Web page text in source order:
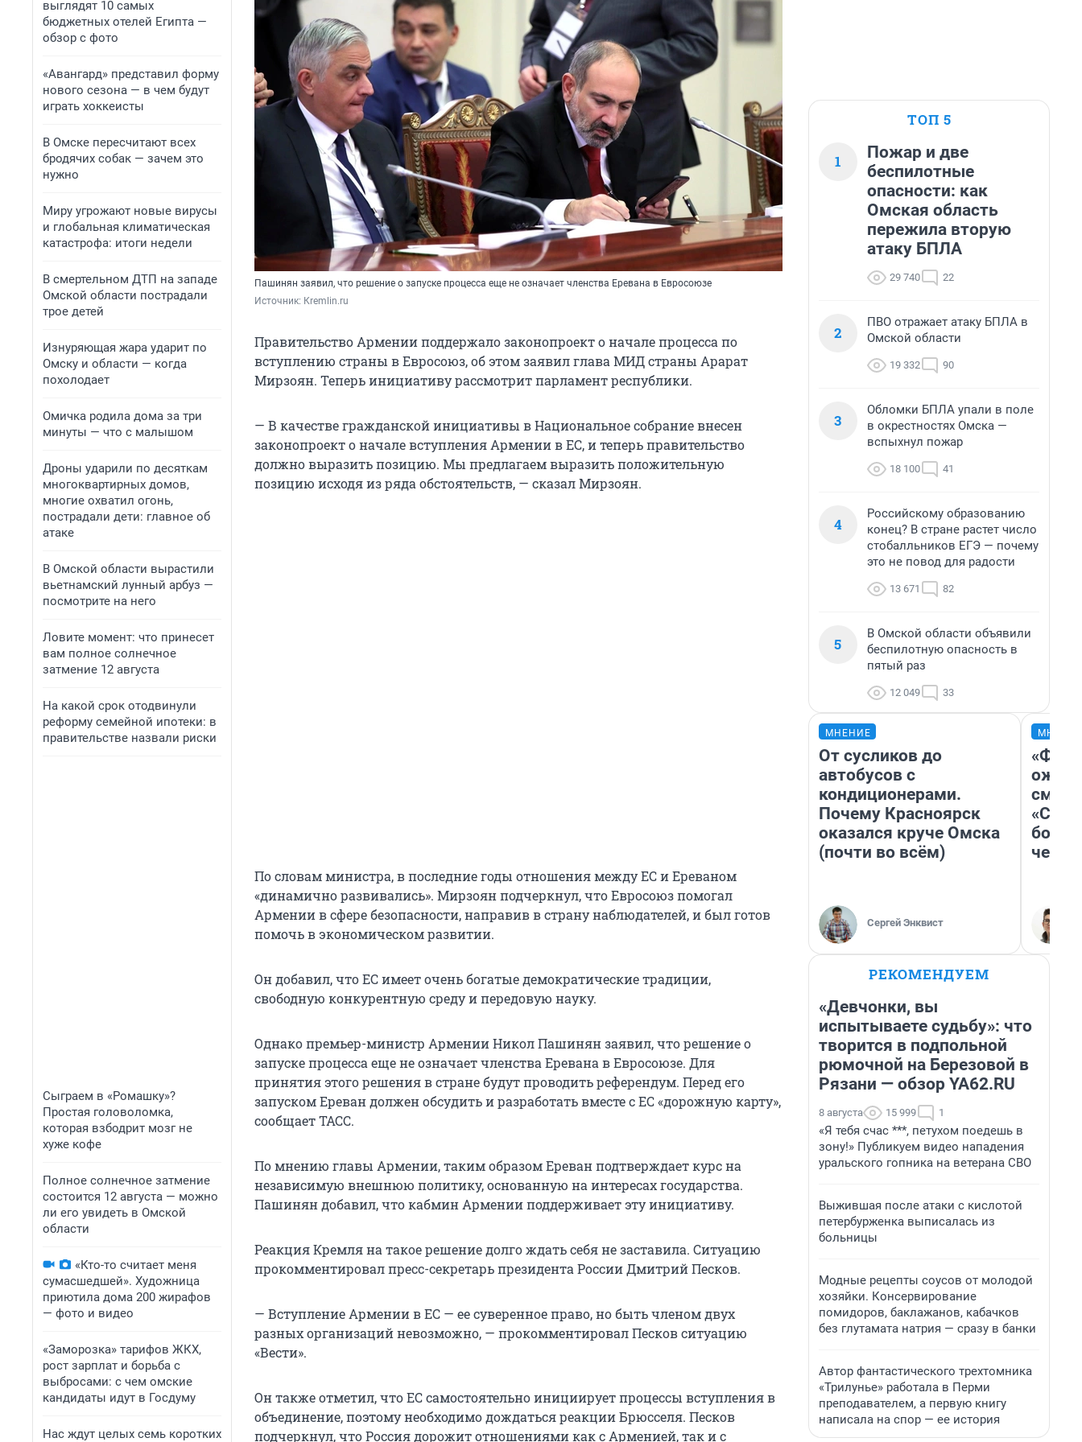
выглядят 10 самых
бюджетных отелей Египта —
обзор с фото
«Авангард» представил форму
нового сезона — в чем будут
играть хоккеисты
В Омске пересчитают всех
бродячих собак — зачем это
нужно
Миру угрожают новые вирусы
и глобальная климатическая
катастрофа: итоги недели
В смертельном ДТП на западе
Омской области пострадали
трое детей
Изнуряющая жара ударит по
Омску и области — когда
похолодает
Омичка родила дома за три
минуты — что с малышом
Дроны ударили по десяткам
многоквартирных домов,
многие охватил огонь,
пострадали дети: главное об
атаке
В Омской области вырастили
вьетнамский лунный арбуз —
посмотрите на него
Ловите момент: что принесет
вам полное солнечное
затмение 12 августа
На какой срок отодвинули
реформу семейной ипотеки: в
правительстве назвали риски
Сыграем в «Ромашку»?
Простая головоломка,
которая взбодрит мозг не
хуже кофе
Полное солнечное затмение
состоится 12 августа — можно
ли его увидеть в Омской
области
«Кто-то считает меня
сумасшедшей». Художница
приютила дома 200 жирафов
— фото и видео
«Заморозка» тарифов ЖКХ,
рост зарплат и борьба с
выбросами: с чем омские
кандидаты идут в Госдуму
Нас ждут целых семь коротких
Пашинян заявил, что решение о запуске процесса еще не означает членства Еревана в Евросоюзе
Источник: Кremlin.ru
Правительство Армении поддержало законопроект о начале процесса по
вступлению страны в Евросоюз, об этом заявил глава МИД страны Арарат
Мирзоян. Теперь инициативу рассмотрит парламент республики.
— В качестве гражданской инициативы в Национальное собрание внесен
законопроект о начале вступления Армении в ЕС, и теперь правительство
должно выразить позицию. Мы предлагаем выразить положительную
позицию исходя из ряда обстоятельств, — сказал Мирзоян.
По словам министра, в последние годы отношения между ЕС и Ереваном
«динамично развивались». Мирзоян подчеркнул, что Евросоюз помогал
Армении в сфере безопасности, направив в страну наблюдателей, и был готов
помочь в экономическом развитии.
Он добавил, что ЕС имеет очень богатые демократические традиции,
свободную конкурентную среду и передовую науку.
Однако премьер-министр Армении Никол Пашинян заявил, что решение о
запуске процесса еще не означает членства Еревана в Евросоюзе. Для
принятия этого решения в стране будут проводить референдум. Перед его
запуском Ереван должен обсудить и разработать вместе с ЕС «дорожную карту»,
сообщает ТАСС.
По мнению главы Армении, таким образом Ереван подтверждает курс на
независимую внешнюю политику, основанную на интересах государства.
Пашинян добавил, что кабмин Армении поддерживает эту инициативу.
Реакция Кремля на такое решение долго ждать себя не заставила. Ситуацию
прокомментировал пресс-секретарь президента России Дмитрий Песков.
— Вступление Армении в ЕС — ее суверенное право, но быть членом двух
разных организаций невозможно, — прокомментировал Песков ситуацию
«Вести».
Он также отметил, что ЕС самостоятельно инициирует процессы вступления в
объединение, поэтому необходимо дождаться реакции Брюсселя. Песков
подчеркнул, что Россия дорожит отношениями как с Арменией, так и с
ТОП 5
1
Пожар и две
беспилотные
опасности: как
Омская область
пережила вторую
атаку БПЛА
29 740 22
2
ПВО отражает атаку БПЛА в
Омской области
19 332 90
3
Обломки БПЛА упали в поле
в окрестностях Омска —
вспыхнул пожар
18 100 41
4
Российскому образованию
конец? В стране растет число
стобалльников ЕГЭ — почему
это не повод для радости
13 671 82
5
В Омской области объявили
беспилотную опасность в
пятый раз
12 049 33
МНЕНИЕ
От сусликов до
автобусов с
кондиционерами.
Почему Красноярск
оказался круче Омска
(почти во всём)
Сергей Энквист
РЕКОМЕНДУЕМ
«Девчонки, вы
испытываете судьбу»: что
творится в подпольной
рюмочной на Березовой в
Рязани — обзор YA62.RU
8 августа 15 999 1
«Я тебя счас ***, петухом поедешь в
зону!» Публикуем видео нападения
уральского гопника на ветерана СВО
Выжившая после атаки с кислотой
петербурженка выписалась из
больницы
Модные рецепты соусов от молодой
хозяйки. Консервирование
помидоров, баклажанов, кабачков
без глутамата натрия — сразу в банки
Автор фантастического трехтомника
«Трилунье» работала в Перми
преподавателем, а первую книгу
написала на спор — ее история